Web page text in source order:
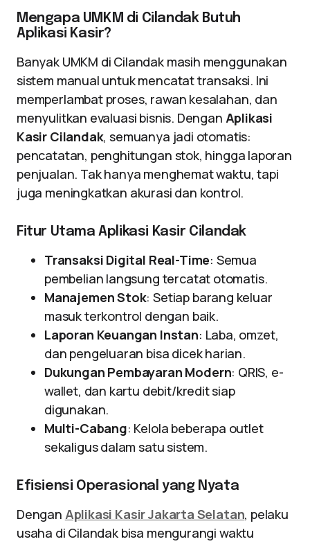
Mengapa UMKM di Cilandak Butuh
Aplikasi Kasir?
Banyak UMKM di Cilandak masih menggunakan
sistem manual untuk mencatat transaksi. Ini
memperlambat proses, rawan kesalahan, dan
menyulitkan evaluasi bisnis. Dengan Aplikasi
Kasir Cilandak, semuanya jadi otomatis:
pencatatan, penghitungan stok, hingga laporan
penjualan. Tak hanya menghemat waktu, tapi
juga meningkatkan akurasi dan kontrol.
Fitur Utama Aplikasi Kasir Cilandak
Transaksi Digital Real-Time: Semua
pembelian langsung tercatat otomatis.
Manajemen Stok: Setiap barang keluar
masuk terkontrol dengan baik.
Laporan Keuangan Instan: Laba, omzet,
dan pengeluaran bisa dicek harian.
Dukungan Pembayaran Modern: QRIS, e-
wallet, dan kartu debit/kredit siap
digunakan.
Multi-Cabang: Kelola beberapa outlet
sekaligus dalam satu sistem.
Efisiensi Operasional yang Nyata
Dengan Aplikasi Kasir Jakarta Selatan, pelaku
usaha di Cilandak bisa mengurangi waktu